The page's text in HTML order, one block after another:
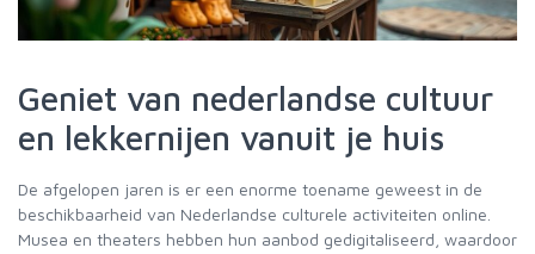
Geniet van nederlandse cultuur
en lekkernijen vanuit je huis
De afgelopen jaren is er een enorme toename geweest in de
beschikbaarheid van Nederlandse culturele activiteiten online.
Musea en theaters hebben hun aanbod gedigitaliseerd, waardoor